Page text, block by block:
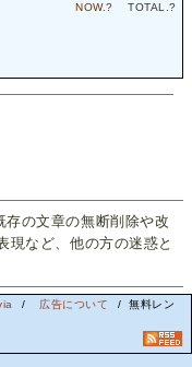
NOW.? TOTAL.?
の文章の無断削除や改
現など、他の方の迷惑と
/ 広告について
/ 無料レン